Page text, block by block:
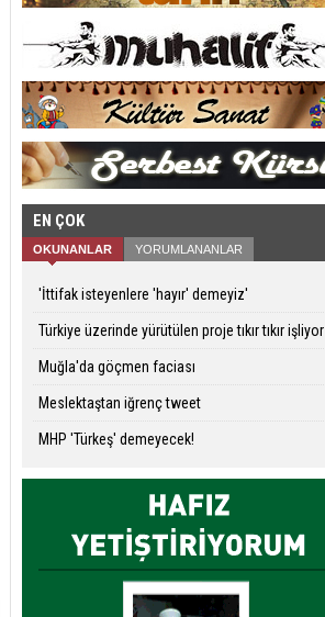
EN ÇOK
OKUNANLAR YORUMLANANLAR
'İttifak isteyenlere 'hayır' demeyiz'
Türkiye üzerinde yürütülen proje tıkır tıkır işliyor
Muğla'da göçmen faciası
Meslektaştan iğrenç tweet
MHP 'Türkeş' demeyecek!